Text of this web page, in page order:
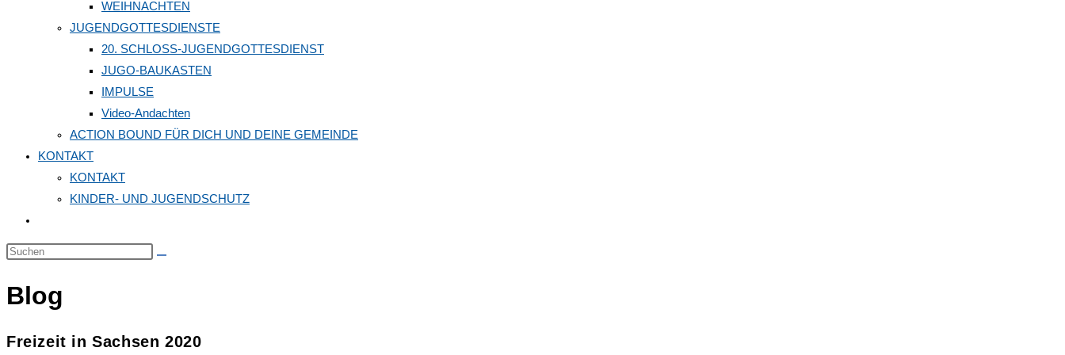
WEIHNACHTEN
JUGENDGOTTESDIENSTE
20. SCHLOSS-JUGENDGOTTESDIENST
JUGO-BAUKASTEN
IMPULSE
Video-Andachten
ACTION BOUND FÜR DICH UND DEINE GEMEINDE
KONTAKT
KONTAKT
KINDER- UND JUGENDSCHUTZ
Suche
umschalten
Diese
durchsuchen
Blog
Freizeit in Sachsen 2020